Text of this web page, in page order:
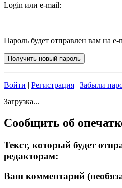
Login или e-mail:
Пароль будет отправлен вам на e-
Войти | Регистрация | Забыли
Загрузка...
Сообщить об
Текст, который будет
редакторам:
Ваш комментарий